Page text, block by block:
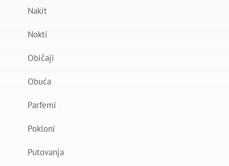
Nakit
Nokti
Običaji
Obuća
Parfemi
Pokloni
Putovanja